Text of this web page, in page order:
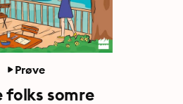
Prøve
folks somre